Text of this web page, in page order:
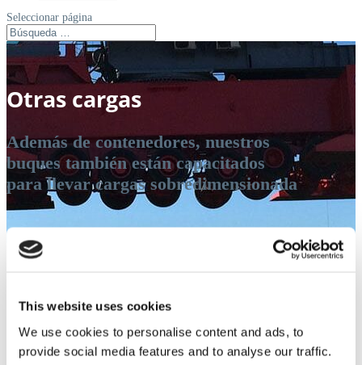
This website uses cookies
We use cookies to personalise content and ads, to
provide social media features and to analyse our traffic.
Seleccionar página
Otras cargas
Además de contenedores, nuestros
buques también están capacitados
para llevar cargas sobredimensionada